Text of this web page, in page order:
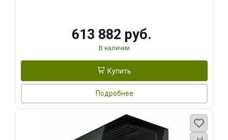
613 882 руб.
В наличии
Купить
Подробнее